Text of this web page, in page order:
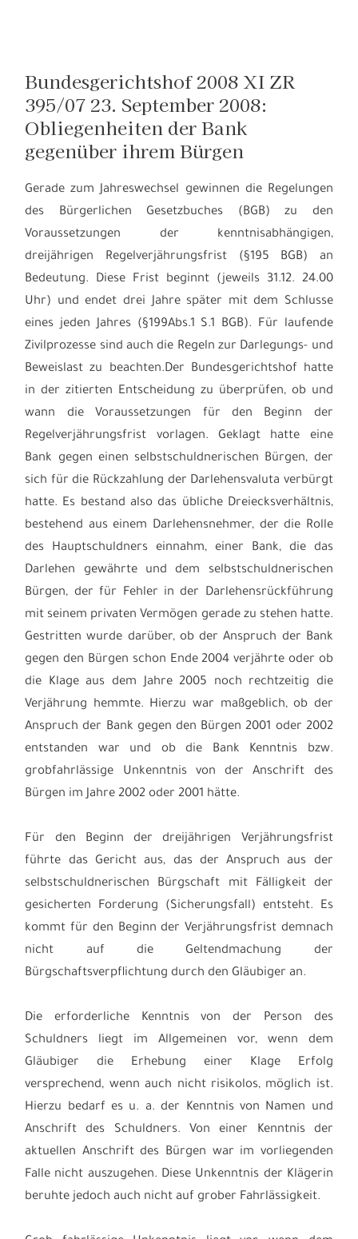
Bundesgerichtshof 2008 XI ZR
395/07 23. September 2008:
Obliegenheiten der Bank
gegenüber ihrem Bürgen
Gerade zum Jahreswechsel gewinnen die Regelungen
des Bürgerlichen Gesetzbuches (BGB) zu den
Voraussetzungen der kenntnisabhängigen,
dreijährigen Regelverjährungsfrist (§195 BGB) an
Bedeutung. Diese Frist beginnt (jeweils 31.12. 24.00
Uhr) und endet drei Jahre später mit dem Schlusse
eines jeden Jahres (§199Abs.1 S.1 BGB). Für laufende
Zivilprozesse sind auch die Regeln zur Darlegungs- und
Beweislast zu beachten.Der Bundesgerichtshof hatte
in der zitierten Entscheidung zu überprüfen, ob und
wann die Voraussetzungen für den Beginn der
Regelverjährungsfrist vorlagen. Geklagt hatte eine
Bank gegen einen selbstschuldnerischen Bürgen, der
sich für die Rückzahlung der Darlehensvaluta verbürgt
hatte. Es bestand also das übliche Dreiecksverhältnis,
bestehend aus einem Darlehensnehmer, der die Rolle
des Hauptschuldners einnahm, einer Bank, die das
Darlehen gewährte und dem selbstschuldnerischen
Bürgen, der für Fehler in der Darlehensrückführung
mit seinem privaten Vermögen gerade zu stehen hatte.
Gestritten wurde darüber, ob der Anspruch der Bank
gegen den Bürgen schon Ende 2004 verjährte oder ob
die Klage aus dem Jahre 2005 noch rechtzeitig die
Verjährung hemmte. Hierzu war maßgeblich, ob der
Anspruch der Bank gegen den Bürgen 2001 oder 2002
entstanden war und ob die Bank Kenntnis bzw.
grobfahrlässige Unkenntnis von der Anschrift des
Bürgen im Jahre 2002 oder 2001 hätte.
Für den Beginn der dreijährigen Verjährungsfrist
führte das Gericht aus, das der Anspruch aus der
selbstschuldnerischen Bürgschaft mit Fälligkeit der
gesicherten Forderung (Sicherungsfall) entsteht. Es
kommt für den Beginn der Verjährungsfrist demnach
nicht auf die Geltendmachung der
Bürgschaftsverpflichtung durch den Gläubiger an.
Die erforderliche Kenntnis von der Person des
Schuldners liegt im Allgemeinen vor, wenn dem
Gläubiger die Erhebung einer Klage Erfolg
versprechend, wenn auch nicht risikolos, möglich ist.
Hierzu bedarf es u. a. der Kenntnis von Namen und
Anschrift des Schuldners. Von einer Kenntnis der
aktuellen Anschrift des Bürgen war im vorliegenden
Falle nicht auszugehen. Diese Unkenntnis der Klägerin
beruhte jedoch auch nicht auf grober Fahrlässigkeit.